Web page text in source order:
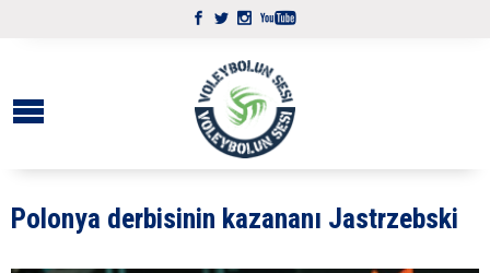
Polonya derbisinin kazananı Jastrzebski